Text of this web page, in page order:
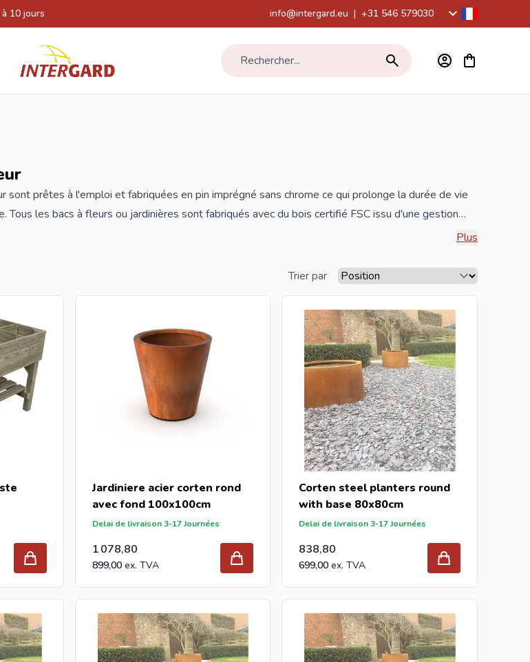
10 jours info@intergard.eu | +31 546 579030
Rechercher... Voir le
sont prêtes à l'emploi et fabriquées en pin imprégné sans chrome ce qui prolonge la durée de vie
Tous les bacs à fleurs ou jardinières sont fabriqués avec du bois certifié FSCissu d'une gestion
pour tout le monde.
jardiniere à l'extérieur chez Intergard, vous bénéficierez des meilleurs prix et de la plus large
achetez des jardiniere à l'extérieur par palette ou camion complet, envoyez votre demande à
vous recevrez une offre avec notre meilleur prix. Intergard est grossiste de supports depoteaux, L-
poteaux pour les magasins de bricolage et les jardineries en Europe depuis 1997.
Plus
Trier par
Jardiniere acier corten rond
avec fond 100x100cm
Delai de livraison 3-17 Journées
1 078,80
899,00
Corten steel planters round
with base 80x80cm
Delai de livraison 3-17 Journées
838,80
699,00